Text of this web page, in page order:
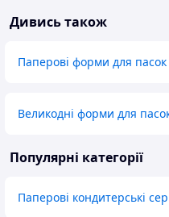
Дивись також
Паперові форми для
Великодні форми для
Популярні категорії
Паперові кондитерські